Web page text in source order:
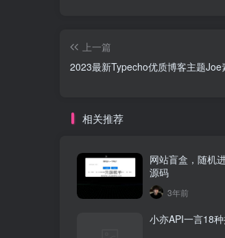
上一篇
2023最新Typecho优质博客主题Joe
相关推荐
网站盲盒，随机
源码
3年前
小亦API一言18